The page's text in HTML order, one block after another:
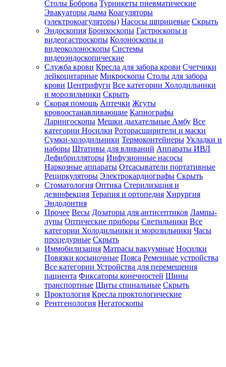
Столы Боброва Турникеты пневматические
Эвакуаторы дыма Коагуляторы
(электрокоагуляторы) Насосы шприцевые Скрыть
Эндоскопия Бронхоскопы Гастроскопы и
видеогастроскопы Колоноскопы и
видеоколоноскопы Системы
видеоэндоскопические
Служба крови Кресла для забора крови Счетчики
лейкоцитарные Микроскопы Столы для забора
крови Центрифуги Все категории Холодильники
и морозильники Скрыть
Скорая помощь Аптечки Жгуты
кровоостанавливающие Капнографы
Ларингоскопы Мешки дыхательные Амбу Все
категории Носилки Роторасширители и маски
Сумки-холодильники Термоконтейнеры Укладки и
наборы Штативы для вливаний Аппараты ИВЛ
Дефибрилляторы Инфузионные насосы
Наркозные аппараты Отсасыватели портативные
Рециркуляторы Электрокардиографы Скрыть
Стоматология Оптика Стерилизация и
дезинфекция Терапия и ортопедия Хирургия
Эндодонтия
Прочее Весы Дозаторы для антисептиков Лампы-
лупы Оптические приборы Светильники Все
категории Холодильники и морозильники Часы
процедурные Скрыть
Иммобилизация Матрасы вакуумные Носилки
Повязки косыночные Пояса Ременные устройства
Все категории Устройства для перемещения
пациента Фиксаторы конечностей Шины
транспортные Щиты спинальные Скрыть
Проктология Кресла проктологические
Рентгенология Негатоскопы